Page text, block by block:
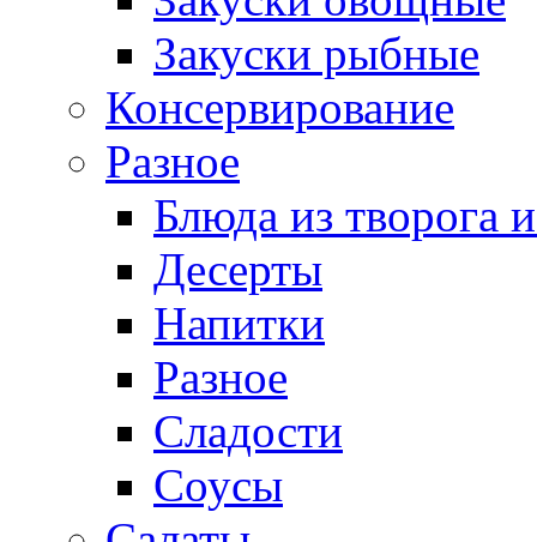
Закуски рыбные
Консервирование
Разное
Блюда из творога
Десерты
Напитки
Разное
Сладости
Соусы